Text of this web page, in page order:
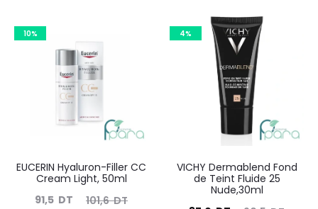
10%
EUCERIN Hyaluron-Filler CC
Cream Light, 50ml
101,6DT
Le
91,5 DT
4%
VICHY Dermablend Fond
de Teint Fluide 25
Nude,30ml